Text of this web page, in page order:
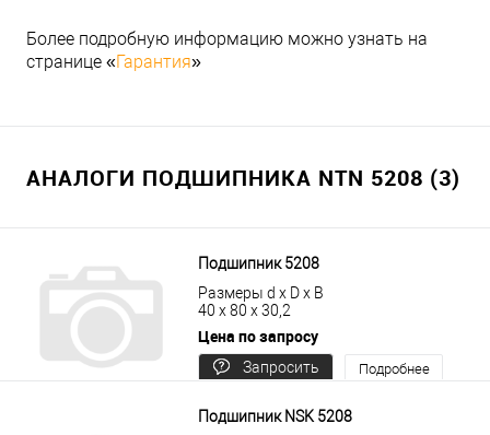
Более подробную информацию можно узнать на
странице «Гарантия»
АНАЛОГИ ПОДШИПНИКА NTN 5208 (3)
Подшипник 5208
Размеры d x D x B
40 x 80 x 30,2
Цена по запросу
Запросить
Подробнее
Подшипник NSK 5208